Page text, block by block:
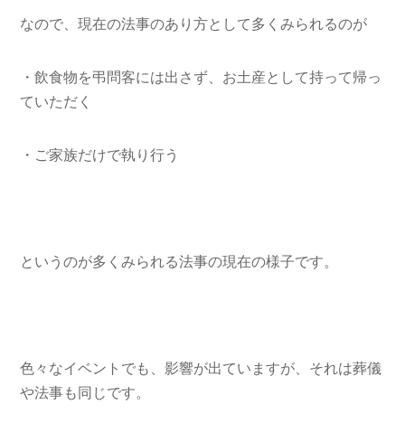
なので、現在の法事のあり方として多くみられるのが
・飲食物を弔問客には出さず、お土産として持って帰っ
ていただく
・ご家族だけで執り行う
というのが多くみられる法事の現在の様子です。
色々なイベントでも、影響が出ていますが、それは葬儀
や法事も同じです。